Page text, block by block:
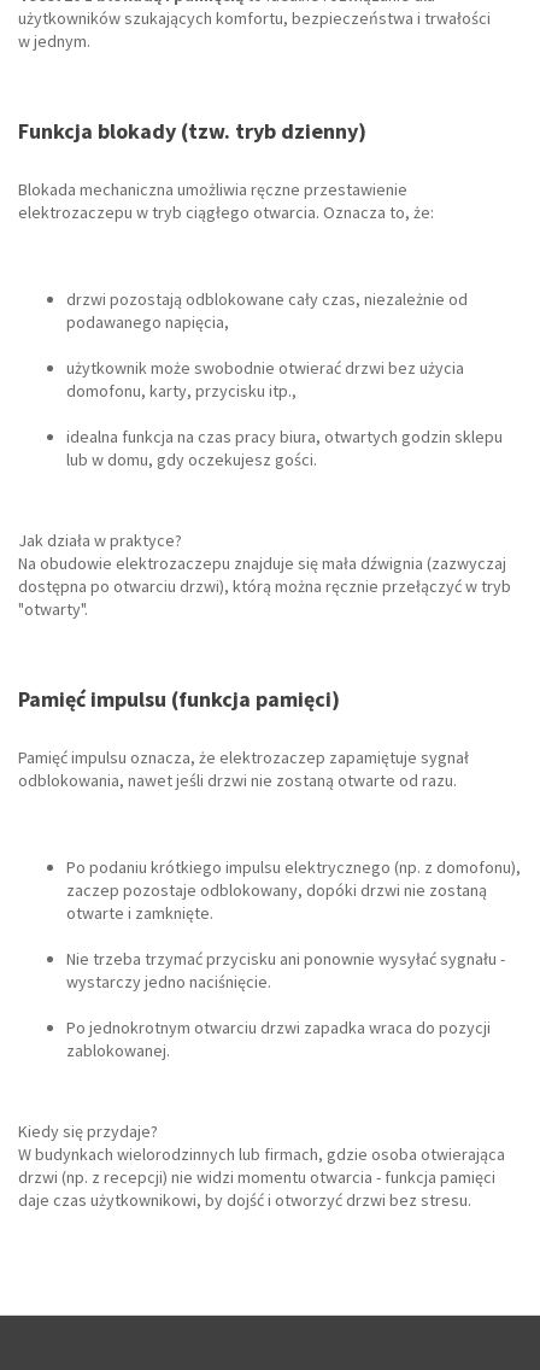
użytkowników szukających komfortu, bezpieczeństwa i trwałości
w jednym.
Funkcja blokady (tzw. tryb dzienny)
Blokada mechaniczna umożliwia ręczne przestawienie
elektrozaczepu w tryb ciągłego otwarcia. Oznacza to, że:
drzwi pozostają odblokowane cały czas, niezależnie od
podawanego napięcia,
użytkownik może swobodnie otwierać drzwi bez użycia
domofonu, karty, przycisku itp.,
idealna funkcja na czas pracy biura, otwartych godzin sklepu
lub w domu, gdy oczekujesz gości.
Jak działa w praktyce?
Na obudowie elektrozaczepu znajduje się mała dźwignia (zazwyczaj
dostępna po otwarciu drzwi), którą można ręcznie przełączyć w tryb
"otwarty".
Pamięć impulsu (funkcja pamięci)
Pamięć impulsu oznacza, że elektrozaczep zapamiętuje sygnał
odblokowania, nawet jeśli drzwi nie zostaną otwarte od razu.
Po podaniu krótkiego impulsu elektrycznego (np. z domofonu),
zaczep pozostaje odblokowany, dopóki drzwi nie zostaną
otwarte i zamknięte.
Nie trzeba trzymać przycisku ani ponownie wysyłać sygnału -
wystarczy jedno naciśnięcie.
Po jednokrotnym otwarciu drzwi zapadka wraca do pozycji
zablokowanej.
Kiedy się przydaje?
W budynkach wielorodzinnych lub firmach, gdzie osoba otwierająca
drzwi (np. z recepcji) nie widzi momentu otwarcia - funkcja pamięci
daje czas użytkownikowi, by dojść i otworzyć drzwi bez stresu.